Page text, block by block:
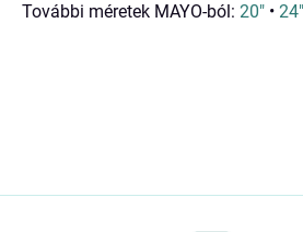
További méretek MAYO-ból:20" •24"